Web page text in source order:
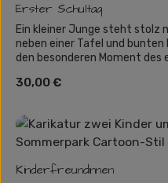
Erster Schultag
Ein kleiner Junge steht stolz
neben einer Tafel und
den besonderen Moment
humorvolle Weise festhalten
Regulärer Preis:
30,00 €
Kinderfreundinnen